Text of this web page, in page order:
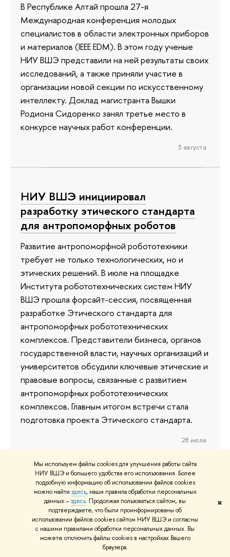
Мы используем файлы cookies для улучшения работы сайта
НИУ ВШЭ и большего удобства его использования. Более
подробную информацию об использовании файлов cookies
можно найти здесь, наши правила обработки персональных
данных –здесь. Продолжая пользоваться сайтом, вы
подтверждаете, что были проинформированы об
использовании файлов cookies сайтом НИУ ВШЭ и согласны
с нашими правилами обработки персональных данных. Вы
можете отключить файлы cookies в настройках Вашего
браузера.
✖
В Республике Алтай прошла 27-я
Международная конференция молодых
специалистов в области электронных приборов
и материалов (IEEE EDM). В этом году ученые
НИУ ВШЭ представили на ней результаты своих
исследований, а также приняли участие в
организации новой секции по искусственному
интеллекту. Доклад магистранта Вышки
Родиона Сидоренко занял третье место в
конкурсе научных работ конференции.
3 августа
НИУ ВШЭ инициировал
разработку этического стандарта
для антропоморфных роботов
Развитие антропоморфной робототехники
требует не только технологических, но и
этических решений. В июле на площадке
Института робототехнических систем НИУ
ВШЭ прошла форсайт-сессия, посвященная
разработке Этического стандарта для
антропоморфных робототехнических
комплексов. Представители бизнеса, органов
государственной власти, научных организаций и
университетов обсудили ключевые этические и
правовые вопросы, связанные с развитием
антропоморфных робототехнических
комплексов. Главным итогом встречи стала
подготовка проекта Этического стандарта.
28 июля
НИУ ВШЭ первым среди
университетов начал фиксировать
интеллектуальные права на
научные результаты в блокчейне
Высшая школа экономики подключила свой